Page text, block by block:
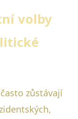
volby
často zůstávají